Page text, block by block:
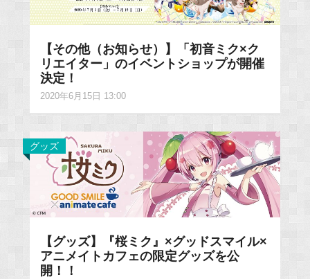
【その他（お知らせ）】「初音ミク×ク
リエイター」のイベントショップが開催
決定！
2020年6月15日 13:00
グッズ
【グッズ】『桜ミク』×グッドスマイル×
アニメイトカフェの限定グッズを公
開！！